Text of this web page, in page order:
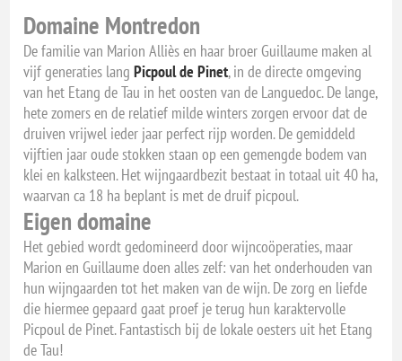
Domaine Montredon
De familie van Marion Alliès en haar broer Guillaume maken al
vijf generaties langPicpoul de Pinet, in de directe omgeving
van het Etang de Tau in het oosten van de Languedoc. De lange,
hete zomers en de relatief milde winters zorgen ervoor dat de
druiven vrijwel ieder jaar perfect rijp worden. De gemiddeld
vijftien jaar oude stokken staan op een gemengde bodem van
klei en kalksteen. Het wijngaardbezit bestaat in totaal uit 40 ha,
waarvan ca 18 ha beplant is met de druif picpoul.
Eigen domaine
Het gebied wordt gedomineerd door wijncoöperaties, maar
Marion en Guillaume doen alles zelf: van het onderhouden van
hun wijngaarden tot het maken van de wijn. De zorg en liefde
die hiermee gepaard gaat proef je terug hun karaktervolle
Picpoul de Pinet. Fantastisch bij de lokale oesters uit het Etang
de Tau!